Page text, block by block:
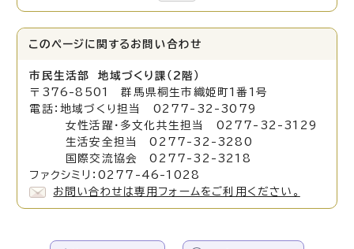
このページに関する お問い合わせ
市民生活部 地域づくり課（2階）
〒376-8501 群馬県桐生市織姫町1番1号
電話：地域づくり担当 0277-32-3079
女性活躍・多文化共生担当 0277-32-3129
生活安全担当 0277-32-3280
国際交流協会 0277-32-3218
ファクシミリ：0277-46-1028
お問い合わせは専用フォームをご利用ください。